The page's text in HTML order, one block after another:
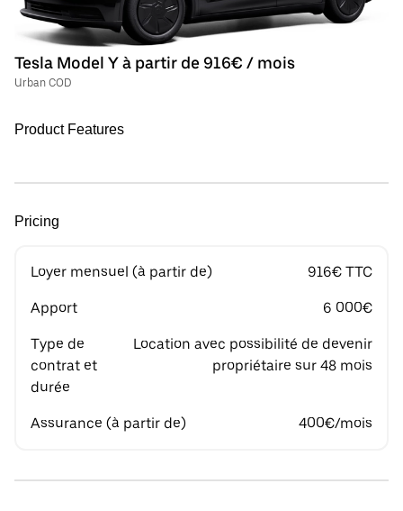
Tesla Model Y à partir de 916€ / mois
Urban COD
Product Features
Pricing
Loyer mensuel (à partir de) 916€ TTC
Apport 6 000€
Type de
contrat et
durée
Location avec possibilité de devenir
propriétaire sur 48 mois
Assurance (à partir de) 400€/mois